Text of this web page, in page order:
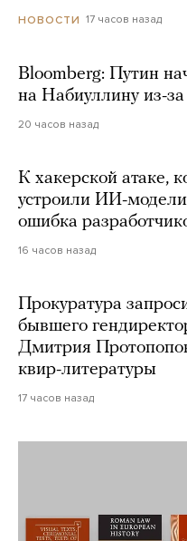
НОВОСТИ 17 часов назад
Bloomberg: Путин
на Набиуллину из-
20 часов назад
К хакерской атаке,
устроили ИИ-
ошибка
16 часов назад
Прокуратура
бывшего
Дмитрия
квир-литературы
17 часов назад